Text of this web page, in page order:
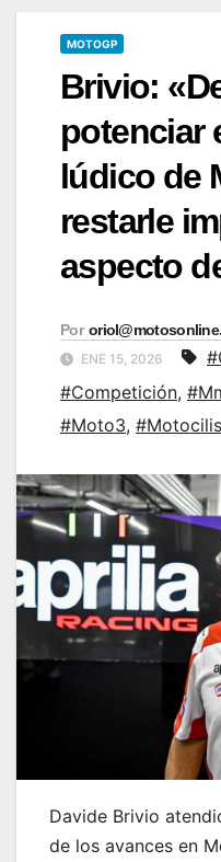
MOTOGP
Brivio:
potenciar
lúdico de
restarle
aspecto
Por
ENE 15, 2026
#Competición,
#Moto3,
Davide Brivio
de los avances en